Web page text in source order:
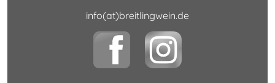
info(at)breitlingwein.de